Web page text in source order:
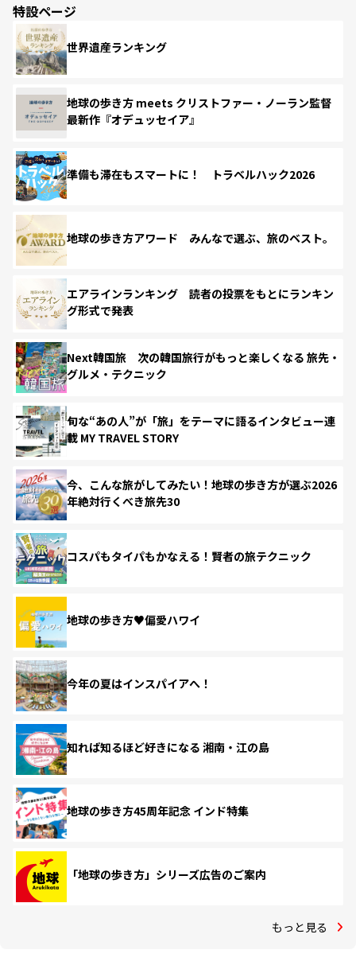
特設ページ
世界遺産ランキング
地球の歩き方 meets クリストファー・ノーラン監督
最新作『オデュッセイア』
準備も滞在もスマートに！ トラベルハック2026
地球の歩き方アワード みんなで選ぶ、旅のベスト。
エアラインランキング 読者の投票をもとにランキン
グ形式で発表
Next韓国旅 次の韓国旅行がもっと楽しくなる 旅先・
グルメ・テクニック
旬な“あの人”が「旅」をテーマに語るインタビュー連
載 MY TRAVEL STORY
今、こんな旅がしてみたい！地球の歩き方が選ぶ2026
年絶対行くべき旅先30
コスパもタイパもかなえる！賢者の旅テクニック
地球の歩き方♥偏愛ハワイ
今年の夏はインスパイアへ！
知れば知るほど好きになる 湘南・江の島
地球の歩き方45周年記念 インド特集
「地球の歩き方」シリーズ広告のご案内
もっと見る